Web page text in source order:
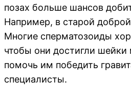
позах больше шансов
Например, в старой
Многие сперматозоиды
чтобы они достигли
помочь им победить
специалисты.